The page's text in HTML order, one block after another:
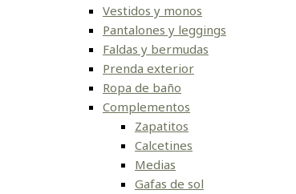
Vestidos y monos
Pantalones y leggings
Faldas y bermudas
Prenda exterior
Ropa de baño
Complementos
Zapatitos
Calcetines
Medias
Gafas de sol